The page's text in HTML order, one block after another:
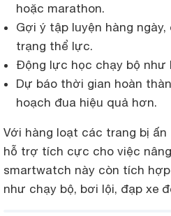
hoặc marathon.
Gợi ý tập luyện hàng
trạng thể lực.
Động lực học chạy bộ
Dự báo thời gian hoàn
hoạch đua hiệu quả hơn.
Với hàng loạt các trang bị ấn
hỗ trợ tích cực cho việc
smartwatch này còn tích
như chạy bộ, bơi lội, đạp xe